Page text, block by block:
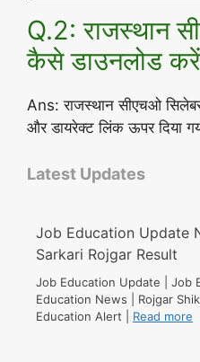
Q.2: राजस्थान
कैसे डाउनलोड
Ans: राजस्थान सीएचओ
और डायरेक्ट लिंक ऊपर दिया
Latest Updates
Job Education Update
Sarkari Rojgar Result
Job Education Update | Job
Education News | Rojgar
Education Alert | Read more